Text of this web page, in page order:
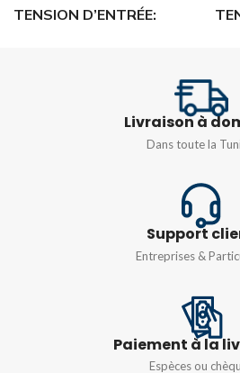
TENSION D’ENTRÉE
TENSION DE SORTIE
3A
Livraison à
Dans toute la
Support
Entreprises &
Paiement à la
Espèces ou